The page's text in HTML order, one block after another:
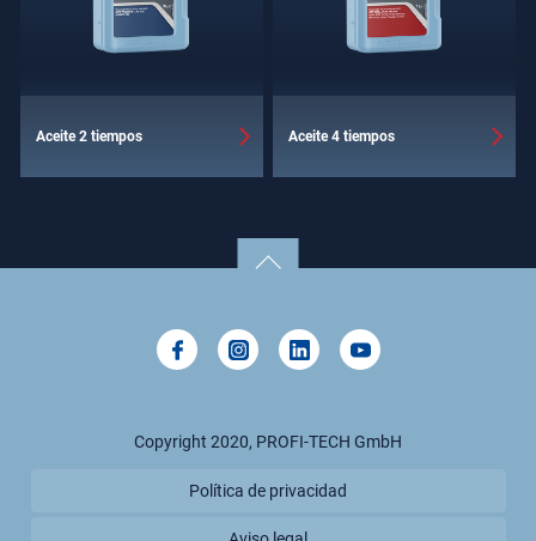
Aceite 2 tiempos Aceite 4 tiempos
Copyright 2020, PROFI-TECH GmbH
Política de privacidad